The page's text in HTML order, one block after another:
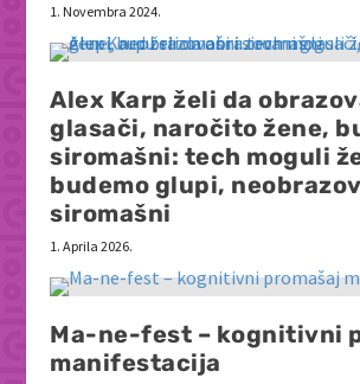
1. Novembra 2024.
Alex Karp želi da
glasači, naročito žene,
siromašni: tech moguli
budemo glupi,
siromašni
1. Aprila 2026.
Ma-ne-fest – kognitivni
manifestacija